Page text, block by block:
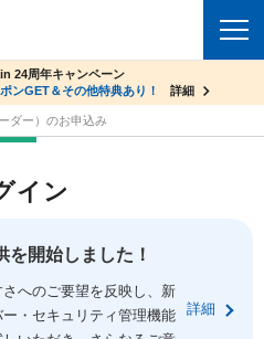
facebook
V2ビジネス応援キャンペーン
年間無料
詳細
24周年キャンペーン
ンGET＆その他特典あり！ 詳細
ダー）のお申込み
イン
開始しました！
へのご要望を反映し、新
・セキュリティ管理機能
詳細